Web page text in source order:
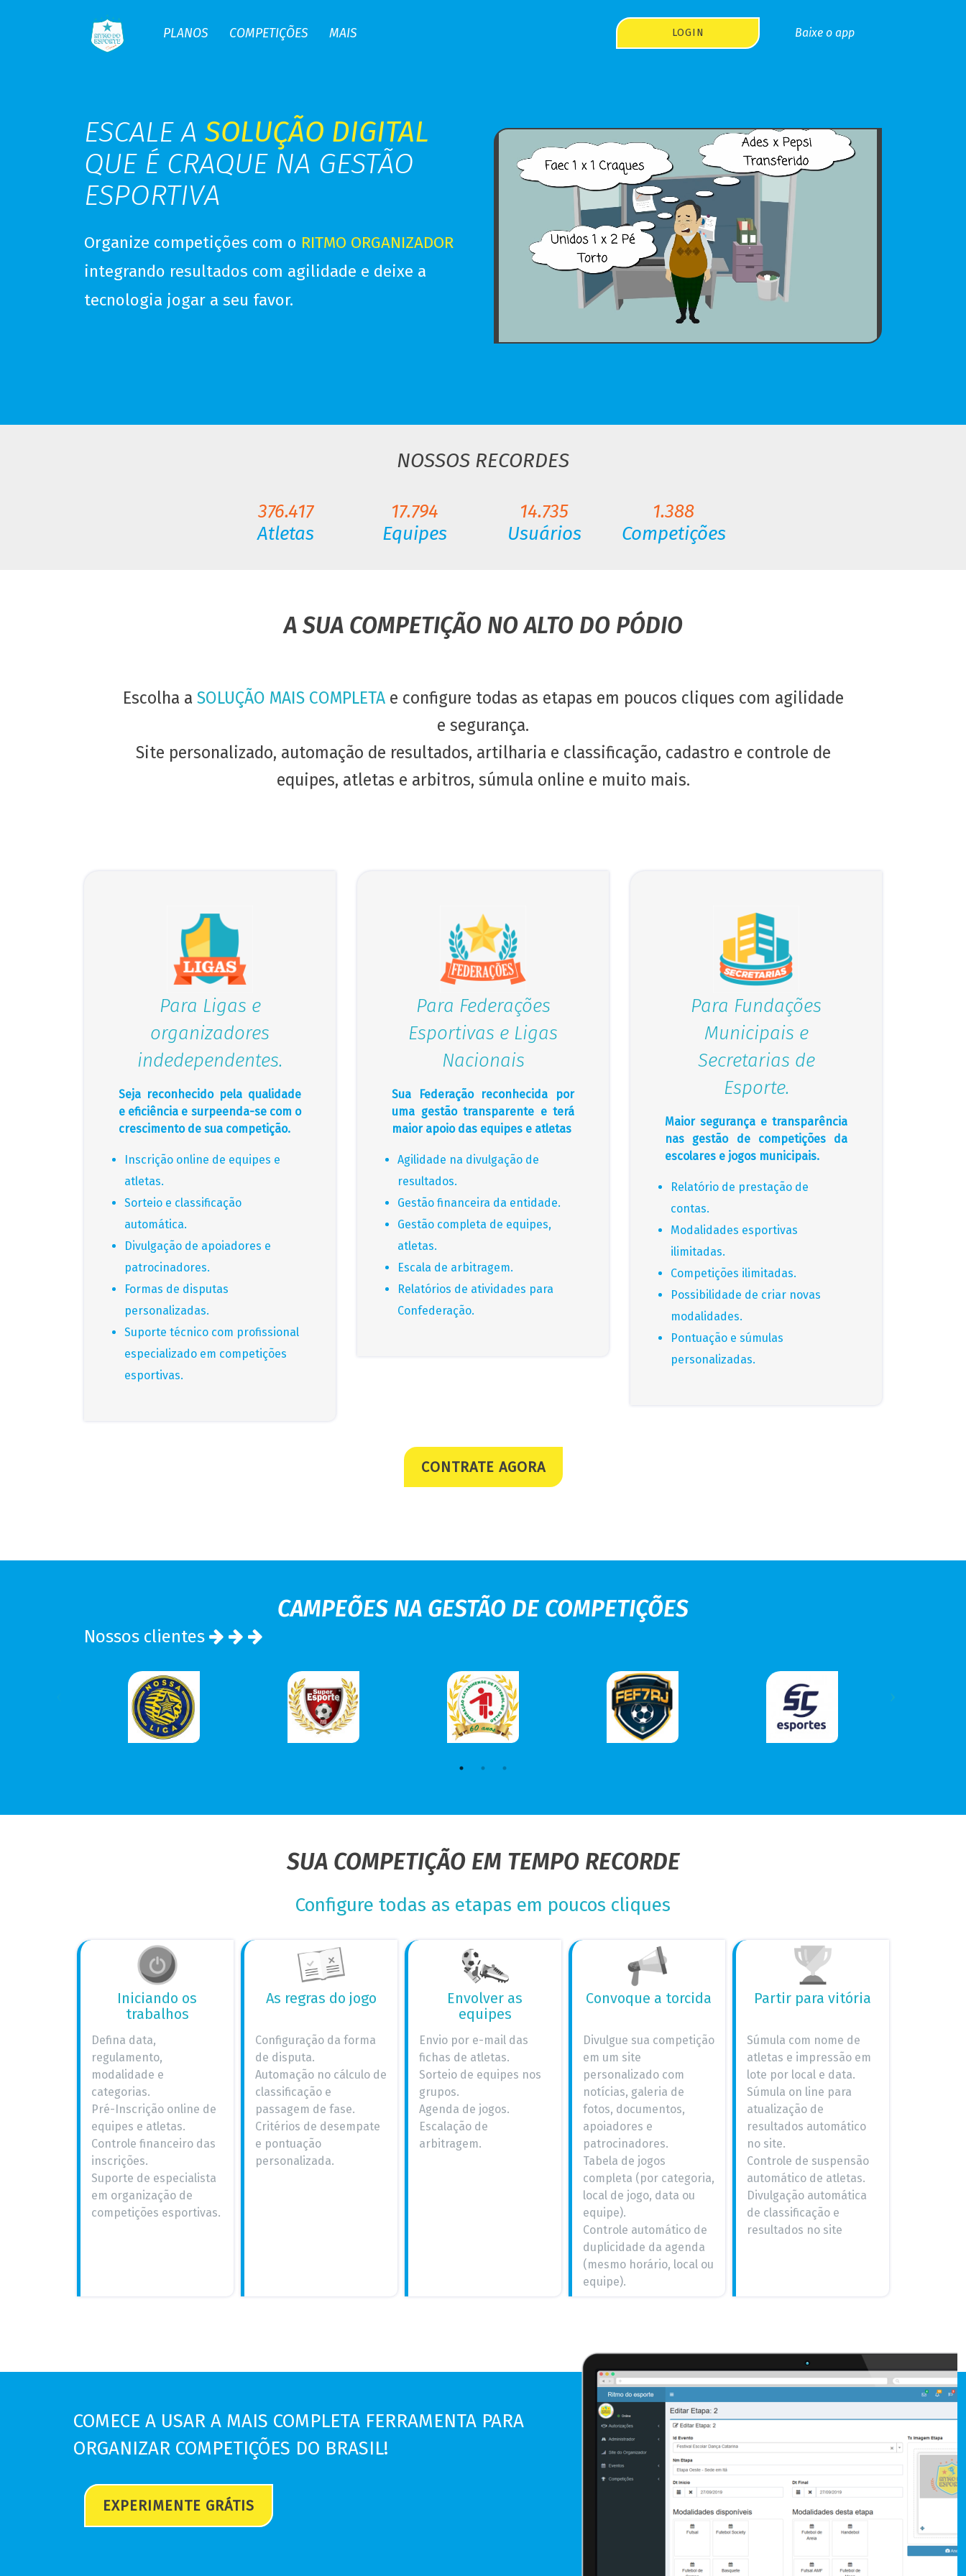
PLANOS COMPETIÇÕES MAIS LOGIN Baixe o app
ESCALE A SOLUÇÃO DIGITAL
QUE É CRAQUE NA GESTÃO
ESPORTIVA
Organize competições com o RITMO ORGANIZADOR
integrando resultados com agilidade e deixe a
tecnologia jogar a seu favor.
NOSSOS RECORDES
376.417
Atletas
17.794
Equipes
14.735
Usuários
1.388
Competições
A SUA COMPETIÇÃO NO ALTO DO PÓDIO
Escolha a SOLUÇÃO MAIS COMPLETAe configure todas as etapas em poucos cliques com agilidade
e segurança.
Site personalizado, automação de resultados, artilharia e classificação, cadastro e controle de
equipes, atletas e arbitros, súmula online e muito mais.
Para Ligas e
organizadores
indedependentes.
Seja reconhecido pela qualidade
e eficiência e surpeenda-se com o
crescimento de sua competição.
Inscrição online de equipes e
atletas.
Sorteio e classificação
automática.
Divulgação de apoiadores e
patrocinadores.
Formas de disputas
personalizadas.
Suporte técnico com profissional
especializado em competições
esportivas.
Para Federações
Esportivas e Ligas
Nacionais
Sua Federação reconhecida por
uma gestão transparente e terá
maior apoio das equipes e atletas
Agilidade na divulgação de
resultados.
Gestão financeira da entidade.
Gestão completa de equipes,
atletas.
Escala de arbitragem.
Relatórios de atividades para
Confederação.
Para Fundações
Municipais e
Secretarias de
Esporte.
Maior segurança e transparência
nas gestão de competições da
escolares e jogos municipais.
Relatório de prestação de
contas.
Modalidades esportivas
ilimitadas.
Competições ilimitadas.
Possibilidade de criar novas
modalidades.
Pontuação e súmulas
personalizadas.
CONTRATE AGORA
CAMPEÕES NA GESTÃO DE COMPETIÇÕES
Nossos clientes
SUA COMPETIÇÃO EM TEMPO RECORDE
Configure todas as etapas em poucos cliques
Iniciando os
trabalhos
Defina data,
regulamento,
modalidade e
categorias.
Pré-Inscrição online de
equipes e atletas.
Controle financeiro das
inscrições.
Suporte de especialista
em organização de
competições esportivas.
As regras do jogo
Configuração da forma
de disputa.
Automação no cálculo de
classificação e
passagem de fase.
Critérios de desempate
e pontuação
personalizada.
Envolver as
equipes
Envio por e-mail das
fichas de atletas.
Sorteio de equipes nos
grupos.
Agenda de jogos.
Escalação de
arbitragem.
Convoque a torcida
Divulgue sua competição
em um site
personalizado com
notícias, galeria de
fotos, documentos,
apoiadores e
patrocinadores.
Tabela de jogos
completa (por categoria,
local de jogo, data ou
equipe).
Controle automático de
duplicidade da agenda
(mesmo horário, local ou
equipe).
Partir para vitória
Súmula com nome de
atletas e impressão em
lote por local e data.
Súmula on line para
atualização de
resultados automático
no site.
Controle de suspensão
automático de atletas.
Divulgação automática
de classificação e
resultados no site
COMECE A USAR A MAIS COMPLETA FERRAMENTA PARA
ORGANIZAR COMPETIÇÕES DO BRASIL!
EXPERIMENTE GRÁTIS